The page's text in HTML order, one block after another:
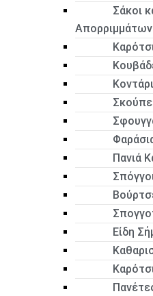
Σάκοι
Απορριμμάτων
Πανιά
Είδη